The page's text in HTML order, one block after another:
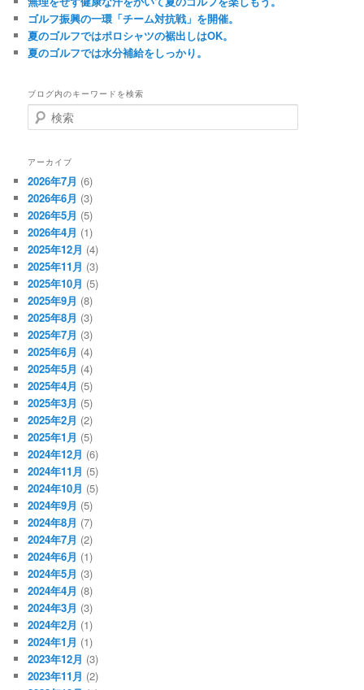
ゴルフ振興の一環「チーム対抗戦」を開催。
夏のゴルフではポロシャツの裾出しはOK。
夏のゴルフでは水分補給をしっかり。
ブログ内のキーワードを検索
検
索
アーカイブ
2026年7月 (6)
2026年6月 (3)
2026年5月 (5)
2026年4月 (1)
2025年12月 (4)
2025年11月 (3)
2025年10月 (5)
2025年9月 (8)
2025年8月 (3)
2025年7月 (3)
2025年6月 (4)
2025年5月 (4)
2025年4月 (5)
2025年3月 (5)
2025年2月 (2)
2025年1月 (5)
2024年12月 (6)
2024年11月 (5)
2024年10月 (5)
2024年9月 (5)
2024年8月 (7)
2024年7月 (2)
2024年6月 (1)
2024年5月 (3)
2024年4月 (8)
2024年3月 (3)
2024年2月 (1)
2024年1月 (1)
2023年12月 (3)
2023年11月 (2)